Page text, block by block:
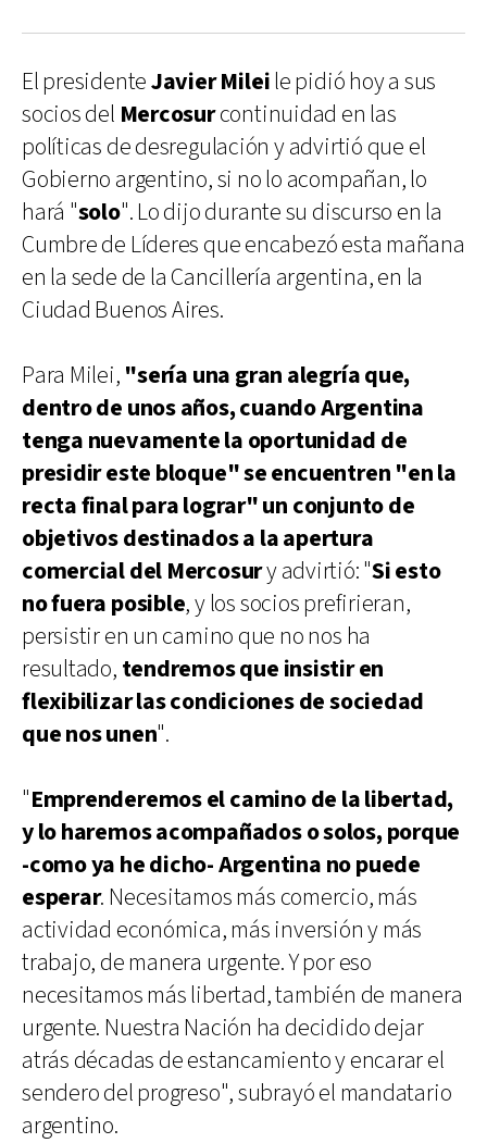
El presidenteJavier Mileile pidió hoy a sus
socios del Mercosurcontinuidad en las
políticas de desregulación y advirtió que el
Gobierno argentino, si no lo acompañan, lo
hará "solo". Lo dijo durante su discurso en la
Cumbre de Líderes que encabezó esta mañana
en la sede de la Cancillería argentina, en la
Ciudad Buenos Aires.
Para Milei, "sería una gran alegría que,
dentro de unos años, cuando Argentina
tenga nuevamente la oportunidad de
presidir este bloque" se encuentren "en la
recta final para lograr" un conjunto de
objetivos destinados a la apertura
comercial del Mercosury advirtió: "Si esto
no fuera posible, y los socios prefirieran,
persistir en un camino que no nos ha
resultado, tendremos que insistir en
flexibilizar las condiciones de sociedad
que nos unen".
"Emprenderemos el camino de la libertad,
y lo haremos acompañados o solos, porque
-como ya he dicho- Argentina no puede
esperar. Necesitamos más comercio, más
actividad económica, más inversión y más
trabajo, de manera urgente. Y por eso
necesitamos más libertad, también de manera
urgente. Nuestra Nación ha decidido dejar
atrás décadas de estancamiento y encarar el
sendero del progreso", subrayó el mandatario
argentino.